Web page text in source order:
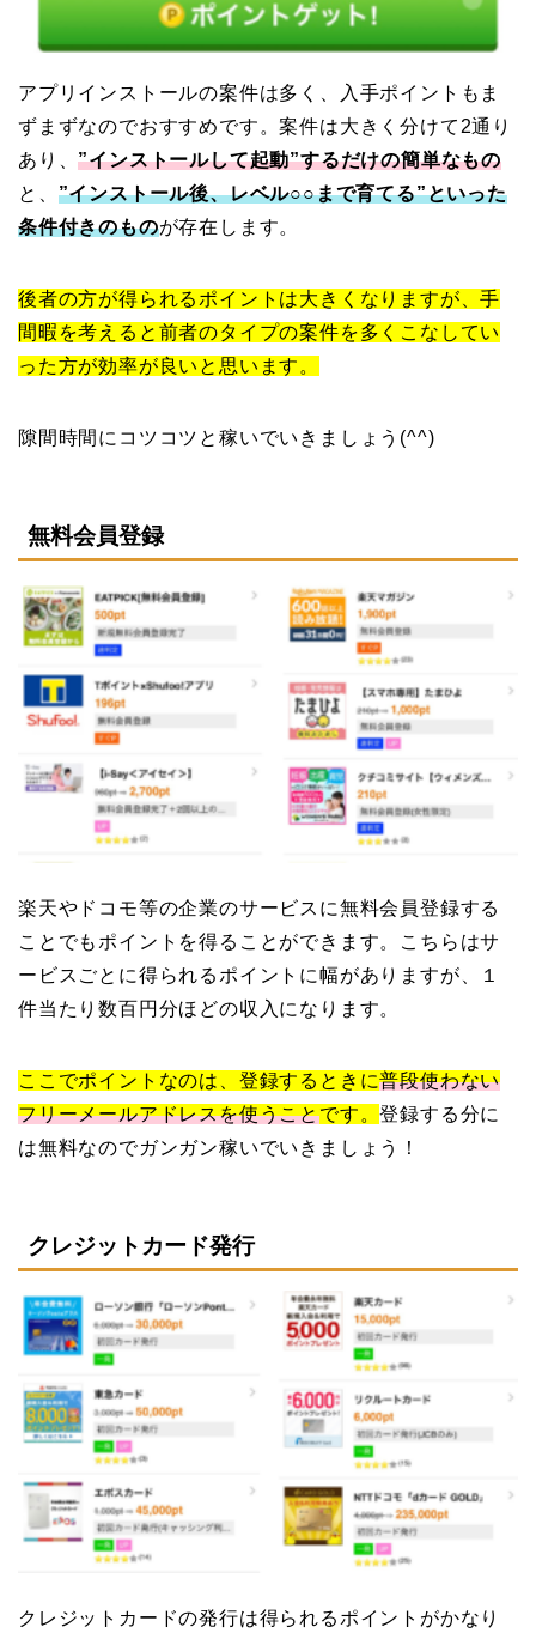
アプリインストールの案件は多く、入手ポイントもま
ずまずなのでおすすめです。案件は大きく分けて2通り
あり、”インストールして起動”するだけの簡単なもの
と、 ”インストール後、レベル○○まで育てる”といった
条件付きのものが存在します。
後者の方が得られるポイントは大きくなりますが、手
間暇を考えると前者のタイプの案件を多くこなしてい
った方が効率が良いと思います。
隙間時間にコツコツと稼いでいきましょう(^^)
無料会員登録
楽天やドコモ等の企業のサービスに無料会員登録する
ことでもポイントを得ることができます。こちらはサ
ービスごとに得られるポイントに幅がありますが、１
件当たり数百円分ほどの収入になります。
ここでポイントなのは、登録するときに普段使わない
フリーメールアドレスを使うことです。登録する分に
は無料なのでガンガン稼いでいきましょう！
クレジットカード発行
クレジットカードの発行は得られるポイントがかなり